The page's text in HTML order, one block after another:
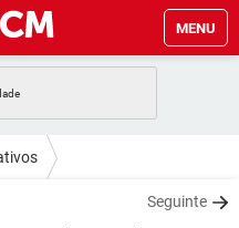
MENU
FACEBOOK
WHATSAPP
Seguinte